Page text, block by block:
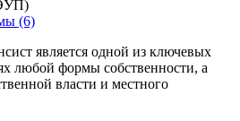
(6)
является одной из ключевых
любой формы собственности, а
власти и местного